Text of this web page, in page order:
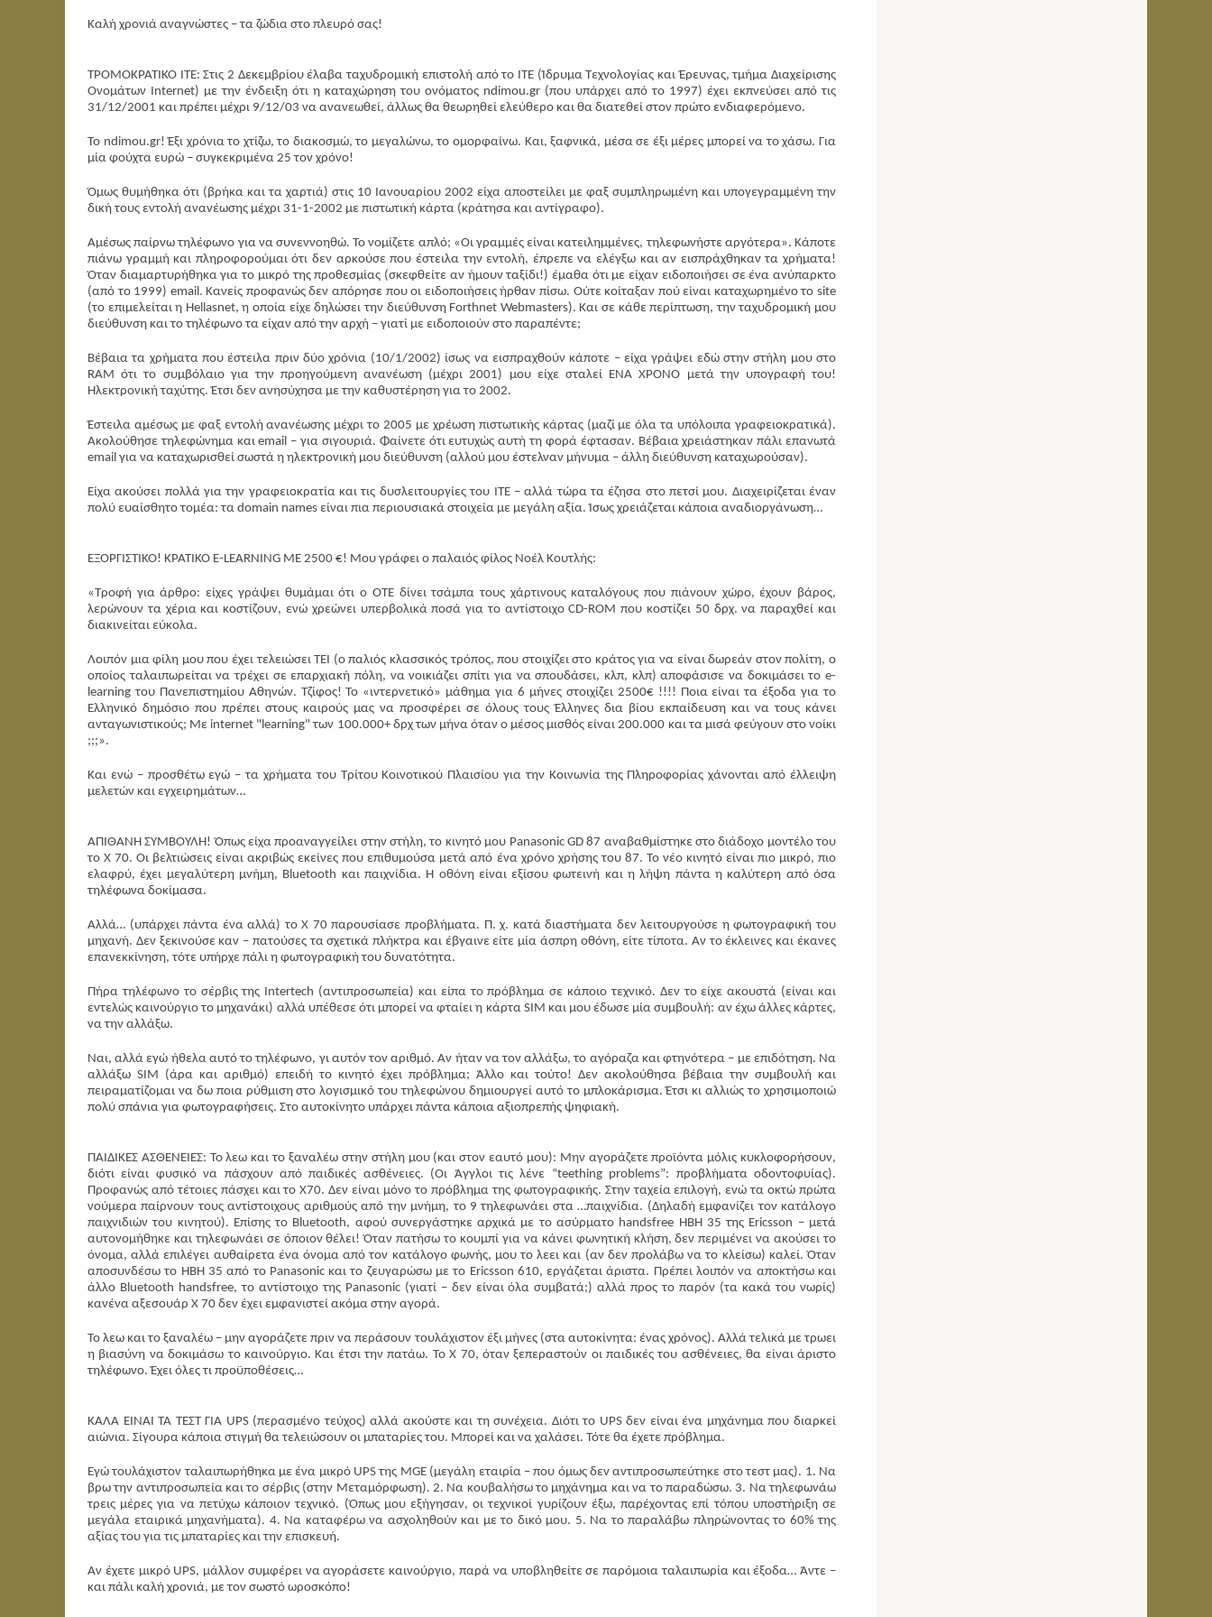
Καλή χρονιά αναγνώστες – τα ζώδια στο πλευρό σας!
ΤΡΟΜΟΚΡΑΤΙΚΟ ΙΤΕ: Στις 2 Δεκεμβρίου έλαβα ταχυδρομική επιστολή από το ΙΤΕ (Ίδρυμα Τεχνολογίας και Έρευνας, τμήμα Διαχείρισης
Ονομάτων Internet) με την ένδειξη ότι η καταχώρηση του ονόματος ndimou.gr (που υπάρχει από το 1997) έχει εκπνεύσει από τις
31/12/2001 και πρέπει μέχρι 9/12/03 να ανανεωθεί, άλλως θα θεωρηθεί ελεύθερο και θα διατεθεί στον πρώτο ενδιαφερόμενο.
Το ndimou.gr! Έξι χρόνια το χτίζω, το διακοσμώ, το μεγαλώνω, το ομορφαίνω. Και, ξαφνικά, μέσα σε έξι μέρες μπορεί να το χάσω. Για
μία φούχτα ευρώ – συγκεκριμένα 25 τον χρόνο!
Όμως θυμήθηκα ότι (βρήκα και τα χαρτιά) στις 10 Ιανουαρίου 2002 είχα αποστείλει με φαξ συμπληρωμένη και υπογεγραμμένη την
δική τους εντολή ανανέωσης μέχρι 31-1-2002 με πιστωτική κάρτα (κράτησα και αντίγραφο).
Αμέσως παίρνω τηλέφωνο για να συνεννοηθώ. Το νομίζετε απλό; «Οι γραμμές είναι κατειλημμένες, τηλεφωνήστε αργότερα». Κάποτε
πιάνω γραμμή και πληροφορούμαι ότι δεν αρκούσε που έστειλα την εντολή, έπρεπε να ελέγξω και αν εισπράχθηκαν τα χρήματα!
Όταν διαμαρτυρήθηκα για το μικρό της προθεσμίας (σκεφθείτε αν ήμουν ταξίδι!) έμαθα ότι με είχαν ειδοποιήσει σε ένα ανύπαρκτο
(από το 1999) email. Κανείς προφανώς δεν απόρησε που οι ειδοποιήσεις ήρθαν πίσω. Ούτε κοίταξαν πού είναι καταχωρημένο το site
(το επιμελείται η Hellasnet, η οποία είχε δηλώσει την διεύθυνση Forthnet Webmasters). Και σε κάθε περίπτωση, την ταχυδρομική μου
διεύθυνση και το τηλέφωνο τα είχαν από την αρχή – γιατί με ειδοποιούν στο παραπέντε;
Βέβαια τα χρήματα που έστειλα πριν δύο χρόνια (10/1/2002) ίσως να εισπραχθούν κάποτε – είχα γράψει εδώ στην στήλη μου στο
RAM ότι το συμβόλαιο για την προηγούμενη ανανέωση (μέχρι 2001) μου είχε σταλεί ΕΝΑ ΧΡΟΝΟ μετά την υπογραφή του!
Ηλεκτρονική ταχύτης. Έτσι δεν ανησύχησα με την καθυστέρηση για το 2002.
Έστειλα αμέσως με φαξ εντολή ανανέωσης μέχρι το 2005 με χρέωση πιστωτικής κάρτας (μαζί με όλα τα υπόλοιπα γραφειοκρατικά).
Ακολούθησε τηλεφώνημα και email – για σιγουριά. Φαίνετε ότι ευτυχώς αυτή τη φορά έφτασαν. Βέβαια χρειάστηκαν πάλι επανωτά
email για να καταχωρισθεί σωστά η ηλεκτρονική μου διεύθυνση (αλλού μου έστελναν μήνυμα – άλλη διεύθυνση καταχωρούσαν).
Είχα ακούσει πολλά για την γραφειοκρατία και τις δυσλειτουργίες του ΙΤΕ – αλλά τώρα τα έζησα στο πετσί μου. Διαχειρίζεται έναν
πολύ ευαίσθητο τομέα: τα domain names είναι πια περιουσιακά στοιχεία με μεγάλη αξία. Ίσως χρειάζεται κάποια αναδιοργάνωση…
ΕΞΟΡΓΙΣΤΙΚΟ! ΚΡΑΤΙΚΟ Ε-LEARNING ME 2500 €! Μου γράφει ο παλαιός φίλος Νοέλ Κουτλής:
«Τροφή για άρθρο: είχες γράψει θυμάμαι ότι ο ΟΤΕ δίνει τσάμπα τους χάρτινους καταλόγους που πιάνουν χώρο, έχουν βάρος,
λερώνουν τα χέρια και κοστίζουν, ενώ χρεώνει υπερβολικά ποσά για το αντίστοιχο CD-ROM που κοστίζει 50 δρχ. να παραχθεί και
διακινείται εύκολα.
Λοιπόν μια φίλη μου που έχει τελειώσει ΤΕΙ (ο παλιός κλασσικός τρόπος, που στοιχίζει στο κράτος για να είναι δωρεάν στον πολίτη, ο
οποίος ταλαιπωρείται να τρέχει σε επαρχιακή πόλη, να νοικιάζει σπίτι για να σπουδάσει, κλπ, κλπ) αποφάσισε να δοκιμάσει το e-
learning του Πανεπιστημίου Αθηνών. Τζίφος! Το «ιντερνετικό» μάθημα για 6 μήνες στοιχίζει 2500€ !!!! Ποια είναι τα έξοδα για το
Ελληνικό δημόσιο που πρέπει στους καιρούς μας να προσφέρει σε όλους τους Έλληνες δια βίου εκπαίδευση και να τους κάνει
ανταγωνιστικούς; Με internet "learning" των 100.000+ δρχ των μήνα όταν ο μέσος μισθός είναι 200.000 και τα μισά φεύγουν στο νοίκι
;;;».
Και ενώ – προσθέτω εγώ – τα χρήματα του Τρίτου Κοινοτικού Πλαισίου για την Κοινωνία της Πληροφορίας χάνονται από έλλειψη
μελετών και εγχειρημάτων…
ΑΠΙΘΑΝΗ ΣΥΜΒΟΥΛΗ! Όπως είχα προαναγγείλει στην στήλη, το κινητό μου Panasonic GD 87 αναβαθμίστηκε στο διάδοχο μοντέλο του
το Χ 70. Οι βελτιώσεις είναι ακριβώς εκείνες που επιθυμούσα μετά από ένα χρόνο χρήσης του 87. Το νέο κινητό είναι πιο μικρό, πιο
ελαφρύ, έχει μεγαλύτερη μνήμη, Bluetooth και παιχνίδια. Η οθόνη είναι εξίσου φωτεινή και η λήψη πάντα η καλύτερη από όσα
τηλέφωνα δοκίμασα.
Αλλά… (υπάρχει πάντα ένα αλλά) το Χ 70 παρουσίασε προβλήματα. Π. χ. κατά διαστήματα δεν λειτουργούσε η φωτογραφική του
μηχανή. Δεν ξεκινούσε καν – πατούσες τα σχετικά πλήκτρα και έβγαινε είτε μία άσπρη οθόνη, είτε τίποτα. Αν το έκλεινες και έκανες
επανεκκίνηση, τότε υπήρχε πάλι η φωτογραφική του δυνατότητα.
Πήρα τηλέφωνο το σέρβις της Intertech (αντιπροσωπεία) και είπα το πρόβλημα σε κάποιο τεχνικό. Δεν το είχε ακουστά (είναι και
εντελώς καινούργιο το μηχανάκι) αλλά υπέθεσε ότι μπορεί να φταίει η κάρτα SΙΜ και μου έδωσε μία συμβουλή: αν έχω άλλες κάρτες,
να την αλλάξω.
Ναι, αλλά εγώ ήθελα αυτό το τηλέφωνο, γι αυτόν τον αριθμό. Αν ήταν να τον αλλάξω, το αγόραζα και φτηνότερα – με επιδότηση. Να
αλλάξω SIM (άρα και αριθμό) επειδή το κινητό έχει πρόβλημα; Άλλο και τούτο! Δεν ακολούθησα βέβαια την συμβουλή και
πειραματίζομαι να δω ποια ρύθμιση στο λογισμικό του τηλεφώνου δημιουργεί αυτό το μπλοκάρισμα. Έτσι κι αλλιώς το χρησιμοποιώ
πολύ σπάνια για φωτογραφήσεις. Στο αυτοκίνητο υπάρχει πάντα κάποια αξιοπρεπής ψηφιακή.
ΠΑΙΔΙΚΕΣ ΑΣΘΕΝΕΙΕΣ: Το λεω και το ξαναλέω στην στήλη μου (και στον εαυτό μου): Μην αγοράζετε προϊόντα μόλις κυκλοφορήσουν,
διότι είναι φυσικό να πάσχουν από παιδικές ασθένειες. (Οι Άγγλοι τις λένε “teething problems”: προβλήματα οδοντοφυίας).
Προφανώς από τέτοιες πάσχει και το Χ70. Δεν είναι μόνο το πρόβλημα της φωτογραφικής. Στην ταχεία επιλογή, ενώ τα οκτώ πρώτα
νούμερα παίρνουν τους αντίστοιχους αριθμούς από την μνήμη, το 9 τηλεφωνάει στα …παιχνίδια. (Δηλαδή εμφανίζει τον κατάλογο
παιχνιδιών του κινητού). Επίσης το Bluetooth, αφού συνεργάστηκε αρχικά με το ασύρματο handsfree ΗΒΗ 35 της Ericsson – μετά
αυτονομήθηκε και τηλεφωνάει σε όποιον θέλει! Όταν πατήσω το κουμπί για να κάνει φωνητική κλήση, δεν περιμένει να ακούσει το
όνομα, αλλά επιλέγει αυθαίρετα ένα όνομα από τον κατάλογο φωνής, μου το λεει και (αν δεν προλάβω να το κλείσω) καλεί. Όταν
αποσυνδέσω το ΗΒΗ 35 από το Panasonic και το ζευγαρώσω με το Ericsson 610, εργάζεται άριστα. Πρέπει λοιπόν να αποκτήσω και
άλλο Bluetooth handsfree, το αντίστοιχο της Panasonic (γιατί – δεν είναι όλα συμβατά;) αλλά προς το παρόν (τα κακά του νωρίς)
κανένα αξεσουάρ Χ 70 δεν έχει εμφανιστεί ακόμα στην αγορά.
Το λεω και το ξαναλέω – μην αγοράζετε πριν να περάσουν τουλάχιστον έξι μήνες (στα αυτοκίνητα: ένας χρόνος). Αλλά τελικά με τρωει
η βιασύνη να δοκιμάσω το καινούργιο. Και έτσι την πατάω. Το Χ 70, όταν ξεπεραστούν οι παιδικές του ασθένειες, θα είναι άριστο
τηλέφωνο. Έχει όλες τι προϋποθέσεις…
ΚΑΛΑ ΕΙΝΑΙ ΤΑ ΤΕΣΤ ΓΙΑ UPS (περασμένο τεύχος) αλλά ακούστε και τη συνέχεια. Διότι το UPS δεν είναι ένα μηχάνημα που διαρκεί
αιώνια. Σίγουρα κάποια στιγμή θα τελειώσουν οι μπαταρίες του. Μπορεί και να χαλάσει. Τότε θα έχετε πρόβλημα.
Εγώ τουλάχιστον ταλαιπωρήθηκα με ένα μικρό UPS της ΜGE (μεγάλη εταιρία – που όμως δεν αντιπροσωπεύτηκε στο τεστ μας). 1. Να
βρω την αντιπροσωπεία και το σέρβις (στην Μεταμόρφωση). 2. Να κουβαλήσω το μηχάνημα και να το παραδώσω. 3. Να τηλεφωνάω
τρεις μέρες για να πετύχω κάποιον τεχνικό. (Όπως μου εξήγησαν, οι τεχνικοί γυρίζουν έξω, παρέχοντας επί τόπου υποστήριξη σε
μεγάλα εταιρικά μηχανήματα). 4. Να καταφέρω να ασχοληθούν και με το δικό μου. 5. Να το παραλάβω πληρώνοντας το 60% της
αξίας του για τις μπαταρίες και την επισκευή.
Αν έχετε μικρό UPS, μάλλον συμφέρει να αγοράσετε καινούργιο, παρά να υποβληθείτε σε παρόμοια ταλαιπωρία και έξοδα… Άντε –
και πάλι καλή χρονιά, με τον σωστό ωροσκόπο!